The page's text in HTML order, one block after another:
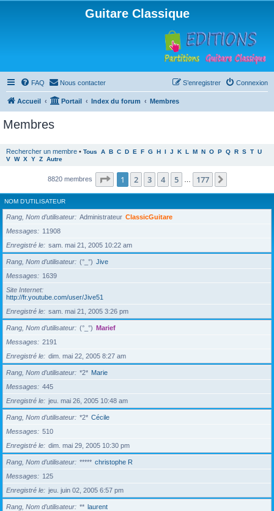
Guitare Classique
FAQ Nous contacter Connexion
S’enregistrer
Accueil Portail Index du forum Membres
Membres
Rechercher un membre • Tous A B C D E F G H I J K L M N O P Q R S T U
V W X Y Z Autre
8820 membres Page 1sur177
1 2 3 4 5 177
NOM D’UTILISATEUR
Rang, Nom d’utilisateur Administrateur ClassicGuitare
Messages
11908
Enregistré le
sam. mai 21, 2005 10:22 am
Rang, Nom d’utilisateur (°_°) Jive
Messages
1639
Site Internet
http://fr.youtube.com/user/Jive51
Enregistré le
sam. mai 21, 2005 3:26 pm
Rang, Nom d’utilisateur (°_°) Marief
Messages
2191
Enregistré le
dim. mai 22, 2005 8:27 am
Rang, Nom d’utilisateur *2* Marie
Messages
445
Enregistré le
jeu. mai 26, 2005 10:48 am
Rang, Nom d’utilisateur *2* Cécile
Messages
510
Enregistré le
dim. mai 29, 2005 10:30 pm
Rang, Nom d’utilisateur ***** christophe R
Messages
125
Enregistré le
jeu. juin 02, 2005 6:57 pm
Rang, Nom d’utilisateur ** laurent